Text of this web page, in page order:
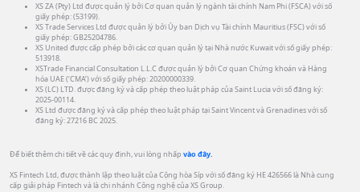
XS ZA (Pty) Ltd được quản lý bởi Cơ quan quản lý ngành tài chính Nam Phi (FSCA) với số
giấy phép: (53199).
XS Trade Services Ltd được quản lý bởi Ủy ban Dịch vụ Tài chính Mauritius (FSC) với số
giấy phép: GB25204786.
XS United được cấp phép bởi các cơ quan quản lý tại Nhà nước Kuwait với số giấy phép:
513918.
XSTrade Financial Consultation L.L.C được quản lý bởi Cơ quan Chứng khoán và Hàng
hóa UAE (‘CMA’) với số giấy phép: 20200000339.
XS (LC) LTD. được đăng ký và cấp phép theo luật pháp của Saint Lucia với số đăng ký:
2025-00114.
XS Ltd được đăng ký và cấp phép theo luật pháp tại Saint Vincent và Grenadines với số
đăng ký: 27216 BC 2025.
Để biết thêm chi tiết về các quy định, vui lòng nhấp vào đây.
XS Fintech Ltd, được thành lập theo luật của Cộng hòa Síp với số đăng ký HE 426566 là Nhà cung
cấp giải pháp Fintech và là chi nhánh Công nghệ của XS Group.